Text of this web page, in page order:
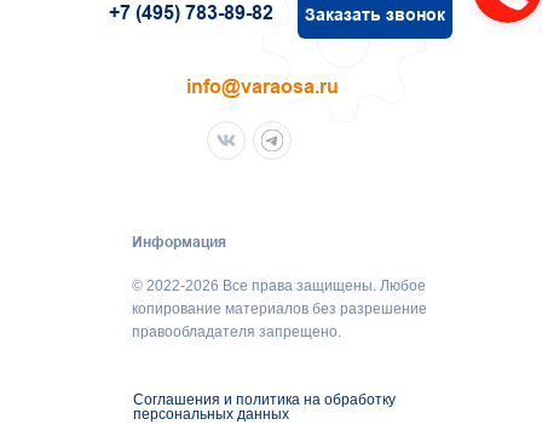
+7 (495) 783-89-82
info@varaosa.ru
Заказать звонок
© 2022-2026 Все права защищены. Любое
копирование материалов без разрешение
правообладателя запрещено.
Информация
Соглашения и политика на обработку
персональных данных